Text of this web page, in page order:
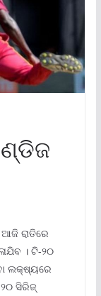
ରାତିରେ
। ଟି-୨୦
ଲକ୍ଷ୍ୟରେ
ସିରିଜ୍‌